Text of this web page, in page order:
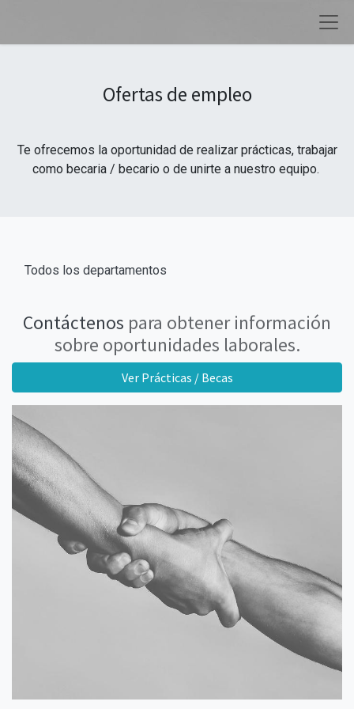
Ofertas de empleo
Te ofrecemos la oportunidad de realizar prácticas, trabajar
como becaria / becario o de unirte a nuestro equipo.
Todos los departamentos
Contáctenos para obtener información
sobre oportunidades laborales.
Ver Prácticas / Becas